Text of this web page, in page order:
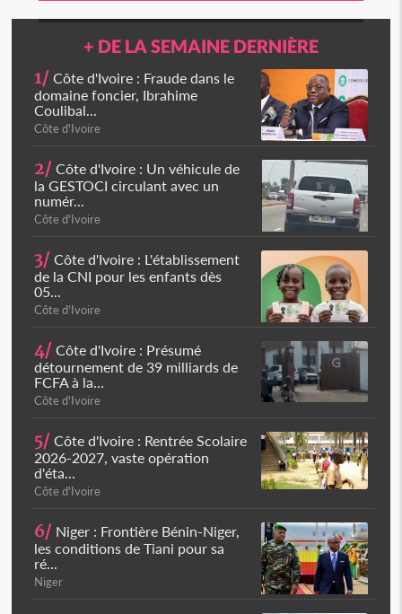
+ DE LA SEMAINE DERNIÈRE
1/ Côte d'Ivoire : Fraude dans le
domaine foncier, Ibrahime
Coulibal...
Côte d'Ivoire
2/ Côte d'Ivoire : Un véhicule de
la GESTOCI circulant avec un
numér...
Côte d'Ivoire
3/ Côte d'Ivoire : L'établissement
de la CNI pour les enfants dès
05...
Côte d'Ivoire
4/ Côte d'Ivoire : Présumé
détournement de 39 milliards de
FCFA à la...
Côte d'Ivoire
5/ Côte d'Ivoire : Rentrée Scolaire
2026-2027, vaste opération
d'éta...
Côte d'Ivoire
6/ Niger : Frontière Bénin-Niger,
les conditions de Tiani pour sa
ré...
Niger